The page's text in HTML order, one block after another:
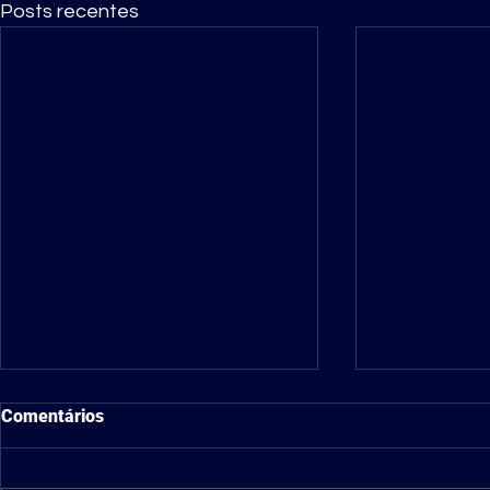
Posts recentes
Comentários